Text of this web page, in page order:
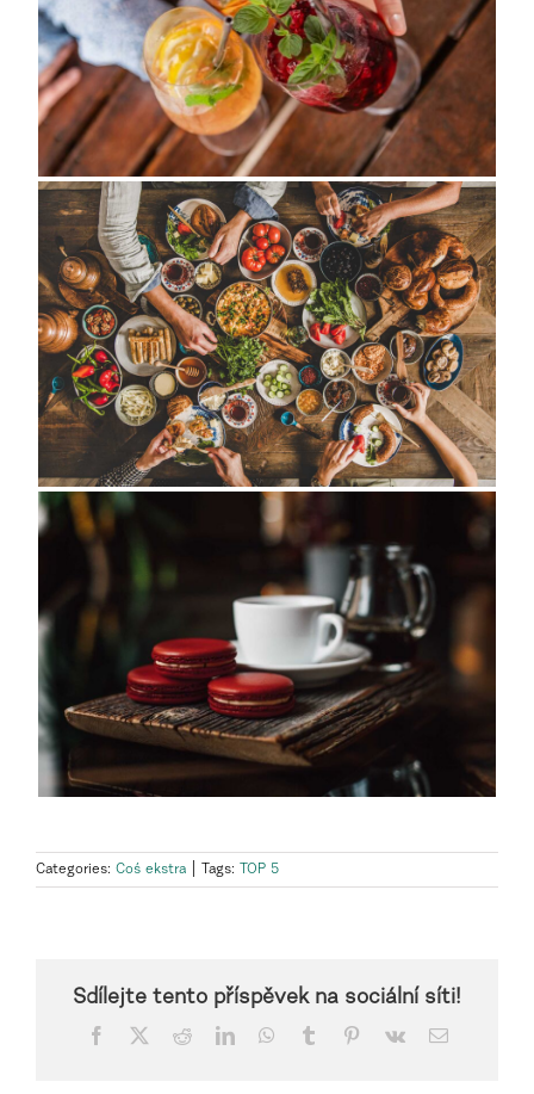
Categories: Coś ekstra Tags: TOP 5
Sdílejte tento příspěvek na sociální síti!
Facebook RedditLinkedInWhatsApp
Tumblr Pinterest
Vk Email